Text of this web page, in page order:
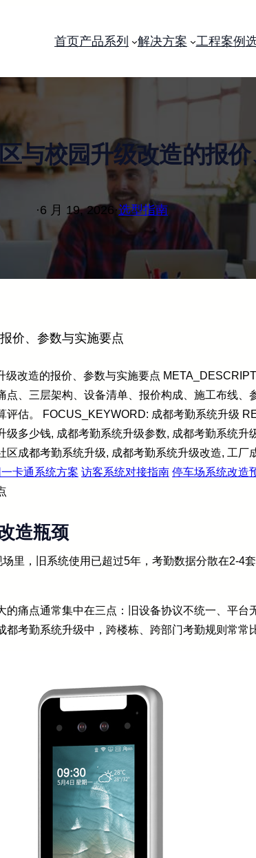
首页产品系列 解决方案 工程案例
与校园升级改造的报
·6 月 19, 2026·选型指南
价、参数与实施要点
改造的报价、参数与实施要点
、三层架构、设备清单、报价构成、施工布线、
评估。 FOCUS_KEYWORD: 成都考勤系统升级
多少钱, 成都考勤系统升级参数, 成都考勤系统升
区成都考勤系统升级, 成都考勤系统升级改造, 工
卡通系统方案 访客系统对接指南 停车场系统改造
造瓶颈
里，旧系统使用已超过5年，考勤数据分散在2-4
痛点通常集中在三点：旧设备协议不统一、平台
考勤系统升级中，跨楼栋、跨部门考勤规则常常